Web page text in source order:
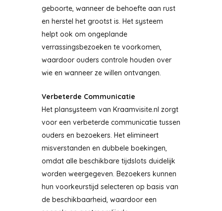
geboorte, wanneer de behoefte aan rust
en herstel het grootst is. Het systeem
helpt ook om ongeplande
verrassingsbezoeken te voorkomen,
waardoor ouders controle houden over
wie en wanneer ze willen ontvangen.
Verbeterde Communicatie
Het plansysteem van Kraamvisite.nl zorgt
voor een verbeterde communicatie tussen
ouders en bezoekers. Het elimineert
misverstanden en dubbele boekingen,
omdat alle beschikbare tijdslots duidelijk
worden weergegeven. Bezoekers kunnen
hun voorkeurstijd selecteren op basis van
de beschikbaarheid, waardoor een